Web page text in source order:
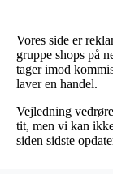
Vores side er
gruppe shops på
tager imod
laver en handel.
Vejledning
tit, men vi kan
siden sidste